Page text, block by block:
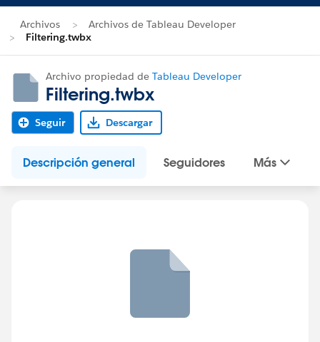
Archivos
Archivos de Tableau Developer
Filtering.twbx
Archivo propiedad de Tableau Developer
Filtering.twbx
Seguir Descargar
Descripción general Seguidores Más